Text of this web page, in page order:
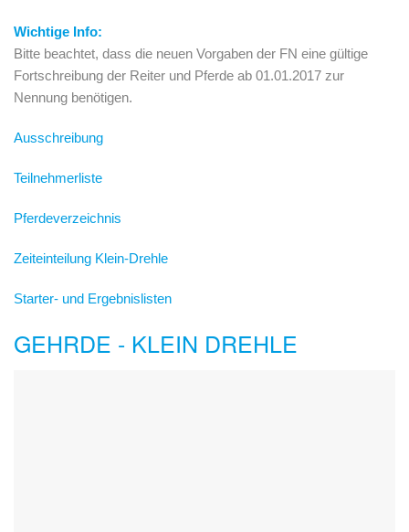
Wichtige Info:
Bitte beachtet, dass die neuen Vorgaben der FN eine gültige
Fortschreibung der Reiter und Pferde ab 01.01.2017 zur
Nennung benötigen.
Ausschreibung
Teilnehmerliste
Pferdeverzeichnis
Zeiteinteilung Klein-Drehle
Starter- und Ergebnislisten
GEHRDE - KLEIN DREHLE